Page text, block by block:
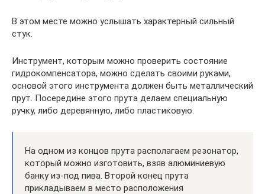
В этом месте можно услышать характерный сильный
стук.
Инструмент, которым можно проверить состояние
гидрокомпенсатора, можно сделать своими руками,
основой этого инструмента должен быть металлический
прут. Посередине этого прута делаем специальную
ручку, либо деревянную, либо пластиковую.
На одном из концов прута располагаем резонатор,
который можно изготовить, взяв алюминиевую
банку из-под пива. Второй конец прута
прикладываем в место расположения